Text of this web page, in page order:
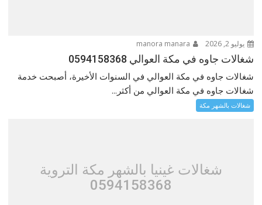
يوليو 2, 2026
شغالات جاوه في مكة العوالي 0594158368
شغالات جاوه في مكة العوالي في السنوات الأخيرة، أصبحت خدمة
شغالات جاوه في مكة العوالي من أكثر...
شغالات بالشهر مكة
شغالات غينيا بالشهر مكة التروية
0594158368